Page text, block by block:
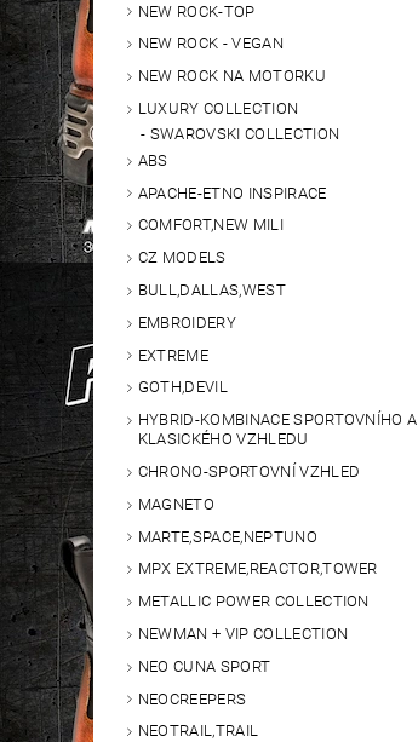
NEW ROCK-TOP
NEW ROCK - VEGAN
NEW ROCK NA MOTORKU
LUXURY COLLECTION
SWAROVSKI COLLECTION
ABS
APACHE-ETNO INSPIRACE
COMFORT,NEW MILI
CZ MODELS
BULL,DALLAS,WEST
EMBROIDERY
EXTREME
GOTH,DEVIL
HYBRID-KOMBINACE SPORTOVNÍHO A
KLASICKÉHO VZHLEDU
CHRONO-SPORTOVNÍ VZHLED
MAGNETO
MARTE,SPACE,NEPTUNO
MPX EXTREME,REACTOR,TOWER
METALLIC POWER COLLECTION
NEWMAN + VIP COLLECTION
NEO CUNA SPORT
NEOCREEPERS
NEOTRAIL,TRAIL